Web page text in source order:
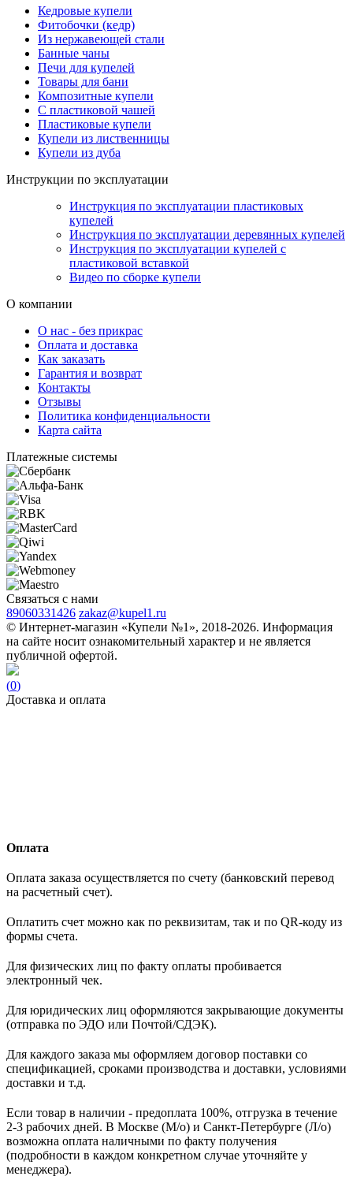
Кедровые купели
Фитобочки (кедр)
Из нержавеющей стали
Банные чаны
Печи для купелей
Товары для бани
Композитные купели
С пластиковой чашей
Пластиковые купели
Купели из лиственницы
Купели из дуба
Инструкции по эксплуатации
Инструкция по эксплуатации пластиковых
купелей
Инструкция по эксплуатации деревянных купелей
Инструкция по эксплуатации купелей с
пластиковой вставкой
Видео по сборке купели
О компании
О нас - без прикрас
Оплата и доставка
Как заказать
Гарантия и возврат
Контакты
Отзывы
Политика конфиденциальности
Карта сайта
Платежные системы
Связаться с нами
89060331426 zakaz@kupel1.ru
© Интернет-магазин «Купели №1», 2018-2026. Информация
на сайте носит ознакомительный характер и не является
публичной офертой.
(0)
Доставка и оплата
Оплата
Оплата заказа осуществляется по счету (банковский перевод
на расчетный счет).
Оплатить счет можно как по реквизитам, так и по QR-коду из
формы счета.
Для физических лиц по факту оплаты пробивается
электронный чек.
Для юридических лиц оформляются закрывающие документы
(отправка по ЭДО или Почтой/СДЭК).
Для каждого заказа мы оформляем договор поставки со
спецификацией, сроками производства и доставки, условиями
доставки и т.д.
Если товар в наличии - предоплата 100%, отгрузка в течение
2-3 рабочих дней. В Москве (М/о) и Санкт-Петербурге (Л/о)
возможна оплата наличными по факту получения
(подробности в каждом конкретном случае уточняйте у
менеджера).